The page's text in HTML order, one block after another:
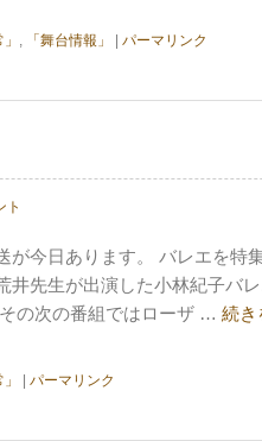
, 「舞台情報」 パーマリンク
ト
が今日あります。 バレエを特
井先生が出演した小林紀子バ
の次の番組ではローザ … 続き
パーマリンク